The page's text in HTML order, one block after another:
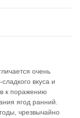
очень
вкуса и
к поражению
ягод ранний.
чрезвычайно